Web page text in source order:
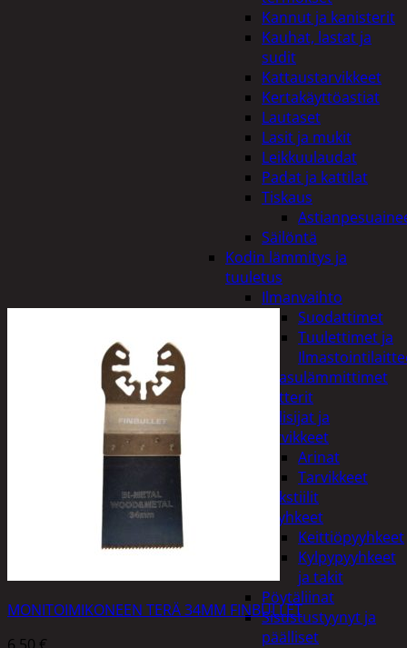
Kannut ja kanisterit
Kauhat, lastat ja
sudit
Kattaustarvikkeet
Kertakäyttöastiat
Lautaset
Lasit ja mukit
Leikkuulaudat
Padat ja kattilat
Tiskaus
Säilöntä
Kodin lämmitys ja
tuuletus
Ilmanvaihto
Suodattimet
Tuulettimet ja
Kaasulämmittimet
Patterit
Tulisijat ja
tarvikkeet
Arinat
Tarvikkeet
Kodintekstiilit
Pyyhkeet
Keittiöpyyhkeet
Kylpypyyhkeet
ja takit
Pöytäliinat
Sisustustyynyt ja
päälliset
MONITOIMIKONEEN TERÄ 34MM FINBULLET